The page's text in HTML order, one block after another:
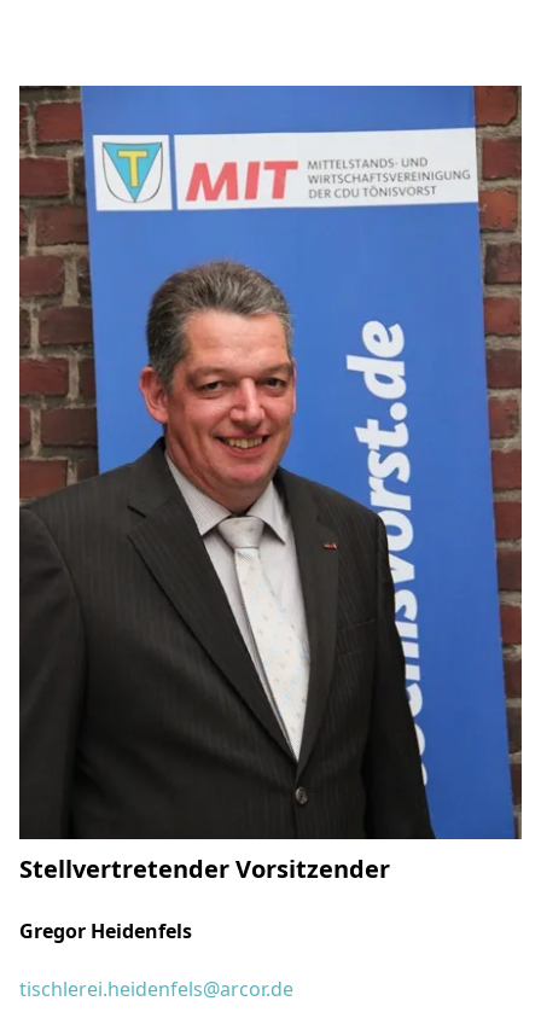
Stellvertretender Vorsitzender
Gregor Heidenfels
tischlerei.heidenfels@arcor.de